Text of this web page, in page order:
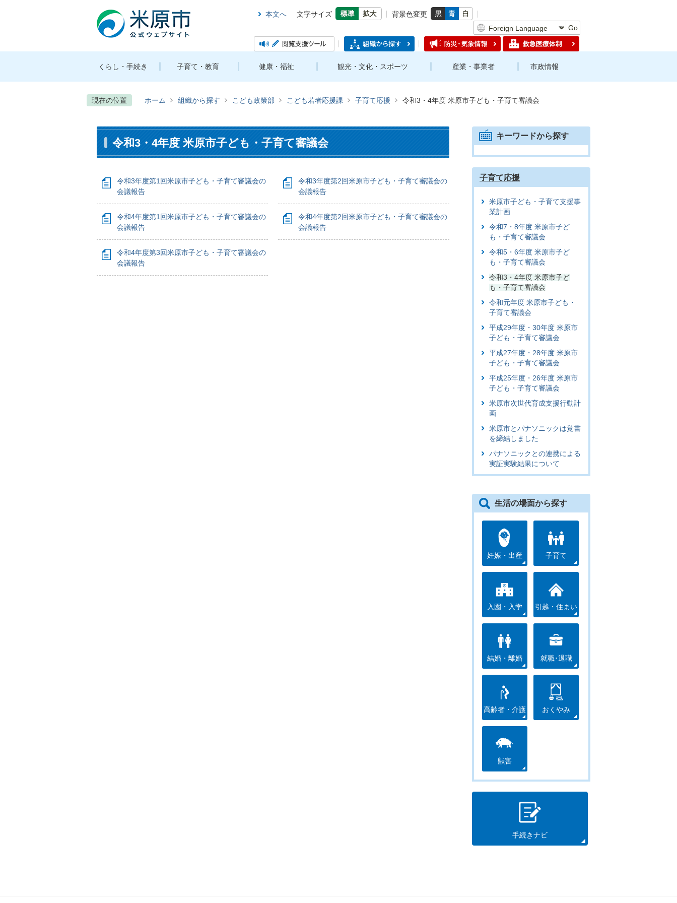
本文へ 文字サイズ
背景色変更
Go
くらし・手続き 子育て・教育 健康・福祉 観光・文化・スポーツ 産業・事業者 市政情報
現在の位置 ホーム 組織から探す こども政策部 こども若者応援課 子育て応援 令和3・4年度 米原市子ども・子育て審議会
令和3・4年度 米原市子ども・子育て審議会
令和3年度第1回米原市子ども・子育て審議会の
会議報告
令和3年度第2回米原市子ども・子育て審議会の
会議報告
令和4年度第1回米原市子ども・子育て審議会の
会議報告
令和4年度第2回米原市子ども・子育て審議会の
会議報告
令和4年度第3回米原市子ども・子育て審議会の
会議報告
キーワードから探す
子育て応援
米原市子ども・子育て支援事
業計画
令和7・8年度 米原市子ど
も・子育て審議会
令和5・6年度 米原市子ど
も・子育て審議会
令和3・4年度 米原市子ど
も・子育て審議会
令和元年度 米原市子ども・
子育て審議会
平成29年度・30年度 米原市
子ども・子育て審議会
平成27年度・28年度 米原市
子ども・子育て審議会
平成25年度・26年度 米原市
子ども・子育て審議会
米原市次世代育成支援行動計
画
米原市とパナソニックは覚書
を締結しました
パナソニックとの連携による
実証実験結果について
生活の場面から探す
妊娠・出産 子育て
入園・入学 引越・住まい
結婚・離婚 就職･退職
高齢者・介護 おくやみ
獣害
手続きナビ